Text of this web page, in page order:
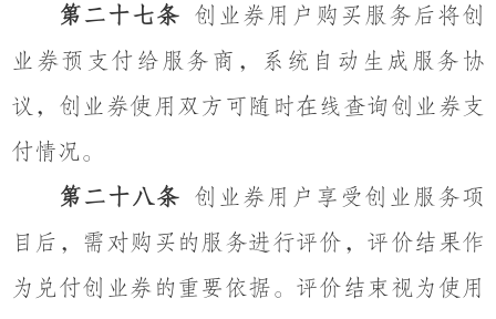
第二十七条 创业券用户购买服务后将创
业券预支付给服务商，系统自动生成服务协
议，创业券使用双方可随时在线查询创业券支
付情况。
第二十八条 创业券用户享受创业服务项
目后，需对购买的服务进行评价，评价结果作
为兑付创业券的重要依据。评价结束视为使用